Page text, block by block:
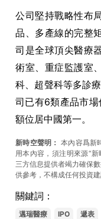
公司堅持戰略性布
品、多產線的完整
司是全球頂尖醫療
術室、重症監護室
科、超聲科等多診
司已有6類產品市
額位居中國第一。
新時空聲明： 本內容爲新
用本內容，須注明來源“新
三方信息提供者竭力確保
供參考，不構成任何投資建
關鍵詞：
邁瑞醫療 IPO 遞表